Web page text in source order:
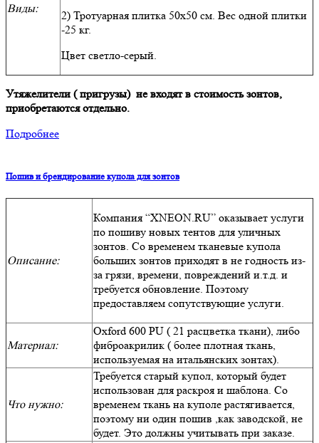
Виды:
2) Тротуарная плитка 50х50 см. Вес одной плитки
-25 кг.
Цвет светло-серый.
Утяжелители ( пригрузы) не входят в стоимость зонтов,
приобретаются отдельно.
Подробнее
Пошив и брендирование купола для зонтов
Описание:
Компания “XNEON.RU” оказывает услуги
по пошиву новых тентов для уличных
зонтов. Со временем тканевые купола
больших зонтов приходят в не годность из-
за грязи, времени, повреждений и.т.д. и
требуется обновление. Поэтому
предоставляем сопутствующие услуги.
Материал:
Oxford 600 PU ( 21 расцветка ткани), либо
фиброакрилик ( более плотная ткань,
используемая на итальянских зонтах).
Что нужно:
Требуется старый купол, который будет
использован для раскроя и шаблона. Со
временем ткань на куполе растягивается,
поэтому ни один пошив ,как заводской, не
будет. Это должны учитывать при заказе.